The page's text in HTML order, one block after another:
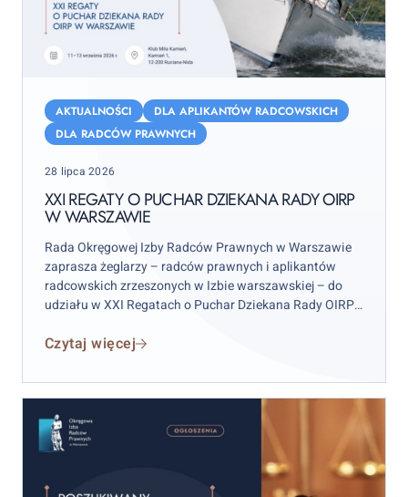
Regaty
Dziekana
Rady
OIRP
Warszawie
AKTUALNOŚCI
DLA APLIKANTÓW RADCOWSKICH
DLA RADCÓW PRAWNYCH
Posted
28 lipca 2026
XXI REGATY O PUCHAR DZIEKANA RADY OIRP
W WARSZAWIE
Rada Okręgowej Izby Radców Prawnych w Warszawie
zaprasza żeglarzy – radców prawnych i aplikantów
radcowskich zrzeszonych w Izbie warszawskiej – do
udziału w XXI Regatach o Puchar Dziekana Rady OIRP
września 2026 r. (sobota–niedziela), przy czym
Czytaj więcej